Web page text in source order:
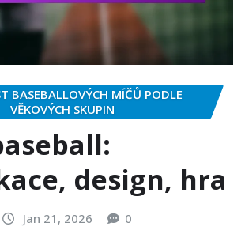
BASEBALLOVÝCH MÍČŮ PODLE
VĚKOVÝCH SKUPIN
design, hra
Jan 21, 2026 0